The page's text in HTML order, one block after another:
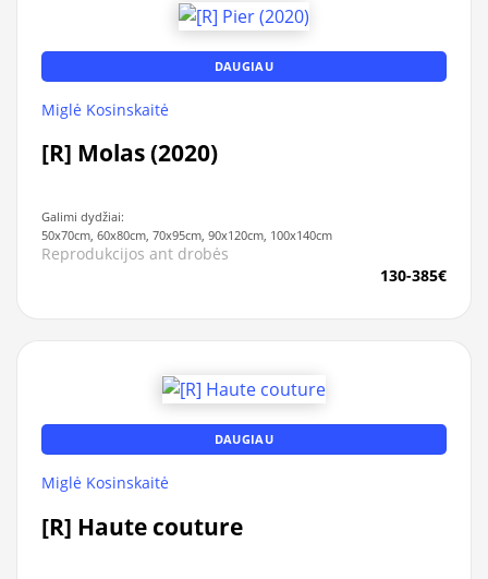
DAUGIAU
Miglė Kosinskaitė
[R] Molas (2020)
Galimi dydžiai:
50x70cm, 60x80cm, 70x95cm, 90x120cm, 100x140cm
Reprodukcijos ant drobės
130-385€
DAUGIAU
Miglė Kosinskaitė
[R] Haute couture